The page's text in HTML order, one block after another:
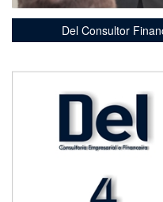
Del Consultor